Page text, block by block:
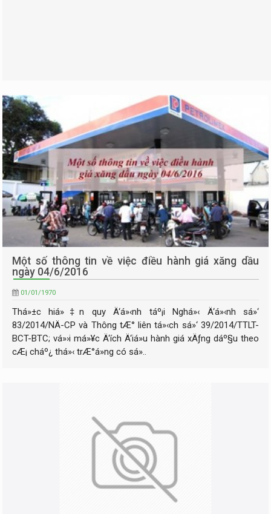
Một số thông tin về việc điều hành giá xăng dầu
ngày 04/6/2016
01/01/1970
Thá»±c hiá»‡n quy Ä‘á»‹nh táº¡i Nghá»‹ Ä‘á»‹nh sá»‘
83/2014/NÄ-CP và Thông tÆ° liên tá»‹ch sá»‘ 39/2014/TTLT-
BCT-BTC; vá»›i má»¥c Ä‘ích Ä‘iá»u hành giá xÄƒng dáº§u theo
cÆ¡ cháº¿ thá»‹ trÆ°á»ng có sá»..